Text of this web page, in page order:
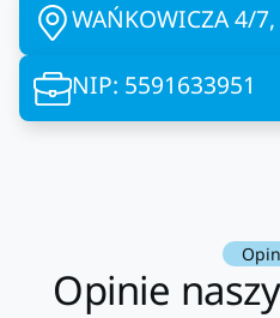
WAŃKOWICZA 4/
NIP: 5591633951
Opinie